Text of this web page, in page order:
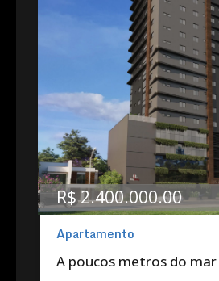
R$ 2.400.000.00
Apartamento
A poucos metros do mar